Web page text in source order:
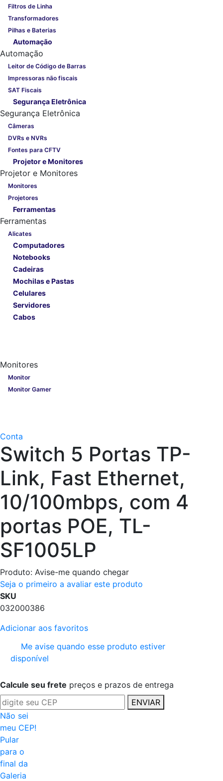
Filtros de Linha
Transformadores
Pilhas e Baterias
Automação
Automação
Leitor de Código de Barras
Impressoras não fiscais
SAT Fiscais
Segurança Eletrônica
Segurança Eletrônica
Câmeras
DVRs e NVRs
Fontes para CFTV
Projetor e Monitores
Projetor e Monitores
Monitores
Projetores
Ferramentas
Ferramentas
Alicates
Computadores
Notebooks
Cadeiras
Mochilas e Pastas
Celulares
Servidores
Cabos
Monitores
Monitor
Monitor Gamer
Conta
Switch 5 Portas TP-
Link, Fast Ethernet,
10/100mbps, com 4
portas POE, TL-
SF1005LP
Produto: Avise-me quando chegar
Seja o primeiro a avaliar este produto
SKU
032000386
Adicionar aos favoritos
Me avise quando esse produto estiver
disponível
Calcule seu frete preços e prazos de entrega
ENVIAR
Não sei
meu CEP!
Pular
para o
final da
Galeria